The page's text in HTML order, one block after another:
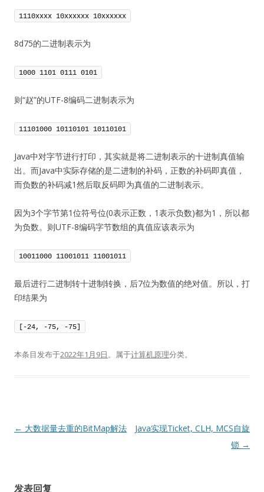
1110xxxx 10xxxxxx 10xxxxxx
8d75的二进制表示为
1000 1101 0111 0101
则“赵”的UTF-8编码二进制表示为
11101000 10110101 10110101
Java中对字节进行打印，其实就是将二进制表示的十进制真值输
出。而Java中实际存储的是二进制的补码，正数的补码即真值，
而负数的补码减1然后取反码即为真值的二进制表示。
因为3个字节第1位符号位(0表示正数，1表示负数)都为1，所以都
为负数。则UTF-8编码字节数组的真值应该表示为
10011000 11001011 11001011
最后进行二进制转十进制转换，后7位为数值的绝对值。所以，打
印结果为
[-24, -75, -75]
本条目发布于2022年1月9日。属于计算机原理分类。
文
← 大数据量去重的BitMap解法
Java实现Ticket, CLH, MCS自旋
锁 →
发表回复